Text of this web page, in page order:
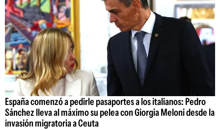
España comenzó a pedirle pasaportes a los italianos: Pedro
Sánchez lleva al máximo su pelea con Giorgia Meloni desde la
invasión migratoria a Ceuta